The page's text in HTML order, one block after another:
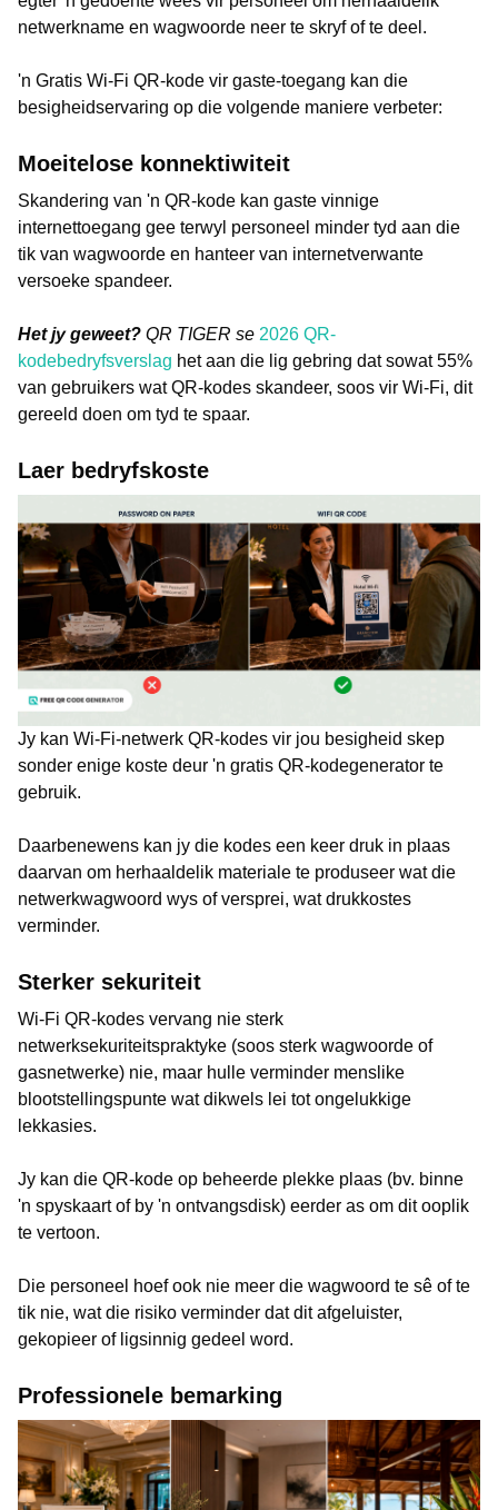
netwerkname en wagwoorde neer te skryf of te deel.
'n Gratis Wi-Fi QR-kode vir gaste-toegang kan die
besigheidservaring op die volgende maniere verbeter:
Moeitelose konnektiwiteit
Skandering van 'n QR-kode kan gaste vinnige
internettoegang gee terwyl personeel minder tyd aan die
tik van wagwoorde en hanteer van internetverwante
versoeke spandeer.
Het jy geweet? QR TIGER se 2026 QR-
kodebedryfsverslag het aan die lig gebring dat sowat 55%
van gebruikers wat QR-kodes skandeer, soos vir Wi-Fi, dit
gereeld doen om tyd te spaar.
Laer bedryfskoste
Jy kan Wi-Fi-netwerk QR-kodes vir jou besigheid skep
sonder enige koste deur 'n gratis QR-kodegenerator te
gebruik.
Daarbenewens kan jy die kodes een keer druk in plaas
daarvan om herhaaldelik materiale te produseer wat die
netwerkwagwoord wys of versprei, wat drukkostes
verminder.
Sterker sekuriteit
Wi-Fi QR-kodes vervang nie sterk
netwerksekuriteitspraktyke (soos sterk wagwoorde of
gasnetwerke) nie, maar hulle verminder menslike
blootstellingspunte wat dikwels lei tot ongelukkige
lekkasies.
Jy kan die QR-kode op beheerde plekke plaas (bv. binne
'n spyskaart of by 'n ontvangsdisk) eerder as om dit ooplik
te vertoon.
Die personeel hoef ook nie meer die wagwoord te sê of te
tik nie, wat die risiko verminder dat dit afgeluister,
gekopieer of ligsinnig gedeel word.
Professionele bemarking